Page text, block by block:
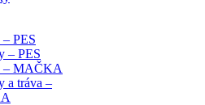
PES
– PES
– MAČKA
a tráva –